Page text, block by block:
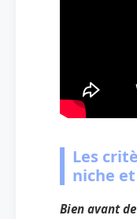
Les
niche
Bien avant